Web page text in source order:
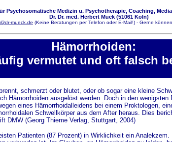
Psychosomatische Medizin u. Psychotherapie, Coaching,
Dr. Dr. med. Herbert Mück (51061 Köln)
mueck.de (Keine Beratungen per Telefon oder E-Mail!) - Gerne
Hämorrhoiden:
vermutet und oft falsch
schmerzt oder blutet, oder ob sogar eine kleine
Hämorrhoiden ausgelöst werden. Doch in den
eines Hämorrhoidalleidens bei einem Proktologen,
Schwellkörper aus dem After heraus. Dies
DMW (Georg Thieme Verlag, Stuttgart, 2004)
Patienten (87 Prozent) in Wirklichkeit ein